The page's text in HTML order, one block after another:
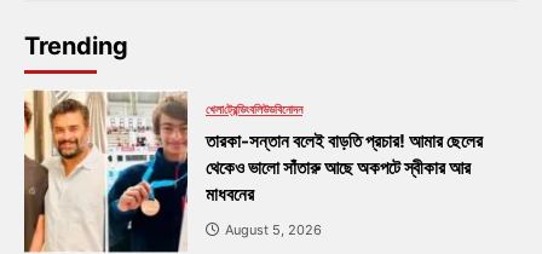
Trending
খেলাট্রেন্ডিংবলিউডবিনোদন
তারকা-সন্তান বলেই বাড়তি প্রচার! আমার ছেলের
থেকেও ভালো সাঁতারু আছে অকপটে স্বীকার আর
মাধবনের
August 5, 2026